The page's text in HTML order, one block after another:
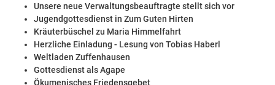
Unsere neue Verwaltungsbeauftragte stellt sich vor
Jugendgottesdienst in Zum Guten Hirten
Kräuterbüschel zu Maria Himmelfahrt
Herzliche Einladung - Lesung von Tobias Haberl
Weltladen Zuffenhausen
Gottesdienst als Agape
Ökumenisches Friedensgebet